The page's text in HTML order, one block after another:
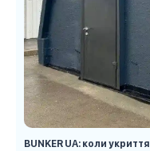
BUNKER UA: коли